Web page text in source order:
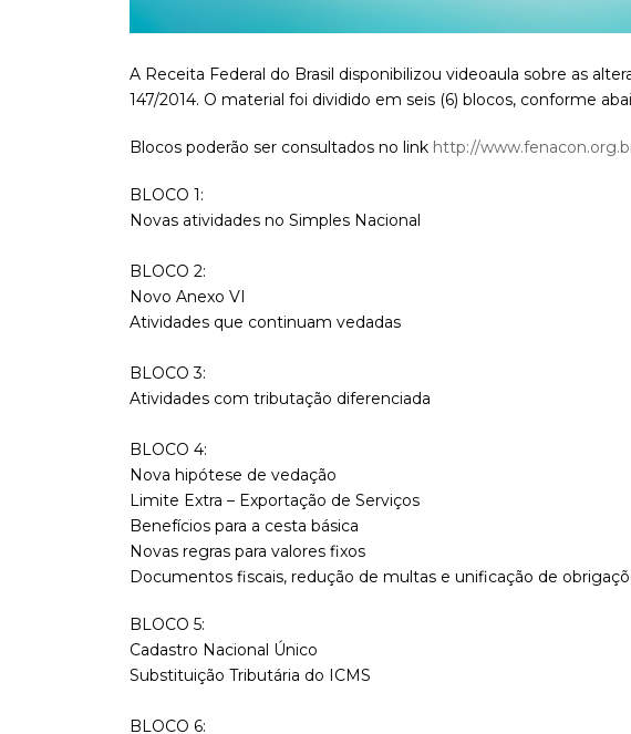
A Receita Federal do Brasil disponibilizou videoaula sobre as
147/2014. O material foi dividido em seis (6) blocos, conforme
Blocos poderão ser consultados no link http://
BLOCO 1:
Novas atividades no Simples Nacional
BLOCO 2:
Novo Anexo VI
Atividades que continuam vedadas
BLOCO 3:
Atividades com tributação diferenciada
BLOCO 4:
Nova hipótese de vedação
Limite Extra – Exportação de Serviços
Benefícios para a cesta básica
Novas regras para valores fixos
Documentos fiscais, redução de multas e unificação de
BLOCO 5:
Cadastro Nacional Único
Substituição Tributária do ICMS
BLOCO 6: